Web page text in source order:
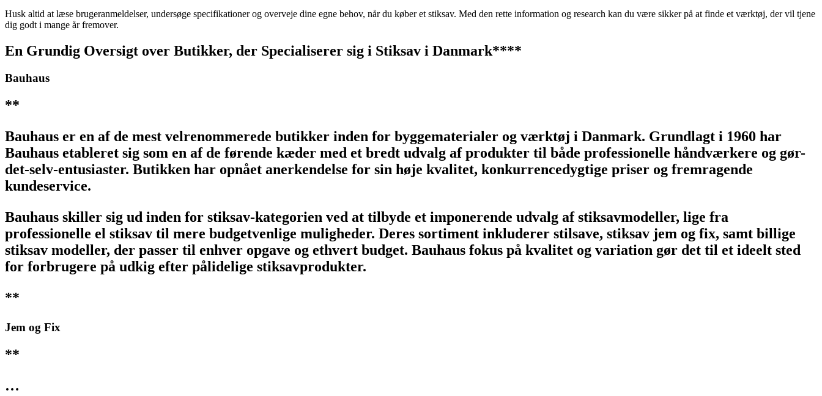
Husk altid at læse brugeranmeldelser, undersøge specifikationer og overveje dine egne behov, når du køber et stiksav. Med den rette information og research kan du være sikker på at finde et værktøj, der vil tjene
dig godt i mange år fremover.
En Grundig Oversigt over Butikker, der Specialiserer sig i Stiksav i Danmark****
Bauhaus
**
Bauhaus er en af de mest velrenommerede butikker inden for byggematerialer og værktøj i Danmark. Grundlagt i 1960 har
Bauhaus etableret sig som en af de førende kæder med et bredt udvalg af produkter til både professionelle håndværkere og gør-
det-selv-entusiaster. Butikken har opnået anerkendelse for sin høje kvalitet, konkurrencedygtige priser og fremragende
kundeservice.
Bauhaus skiller sig ud inden for stiksav-kategorien ved at tilbyde et imponerende udvalg af stiksavmodeller, lige fra
professionelle el stiksav til mere budgetvenlige muligheder. Deres sortiment inkluderer stilsave, stiksav jem og fix, samt billige
stiksav modeller, der passer til enhver opgave og ethvert budget. Bauhaus fokus på kvalitet og variation gør det til et ideelt sted
for forbrugere på udkig efter pålidelige stiksavprodukter.
**
Jem og Fix
**
…